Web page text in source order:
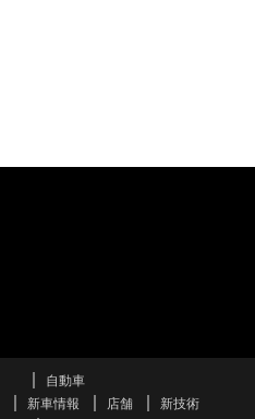
自動車
新車情報 店舗
新技術